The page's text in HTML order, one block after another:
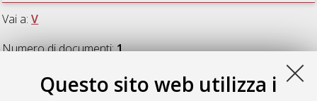
Questo sito web utilizza i
Vai a:V
Numero di documenti:1.